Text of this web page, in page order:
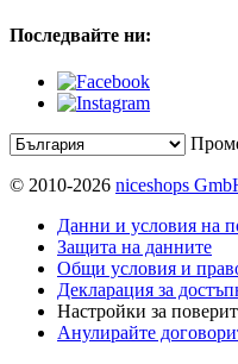
Последвайте ни:
© 2010-2026 niceshops
Данни и условия на
Защита на данните
Общи условия и
Декларация за
Настройки за
Анулирайте